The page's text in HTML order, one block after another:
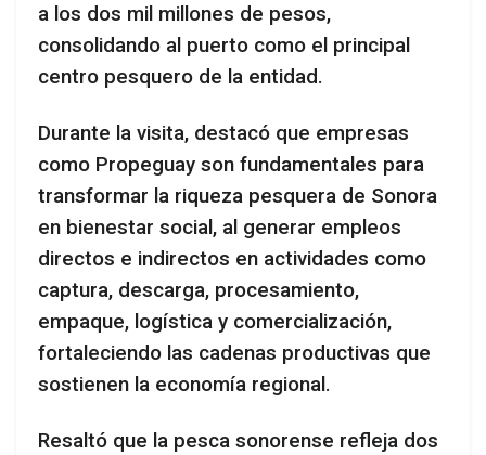
a los dos mil millones de pesos,
consolidando al puerto como el principal
centro pesquero de la entidad.
Durante la visita, destacó que empresas
como Propeguay son fundamentales para
transformar la riqueza pesquera de Sonora
en bienestar social, al generar empleos
directos e indirectos en actividades como
captura, descarga, procesamiento,
empaque, logística y comercialización,
fortaleciendo las cadenas productivas que
sostienen la economía regional.
Resaltó que la pesca sonorense refleja dos